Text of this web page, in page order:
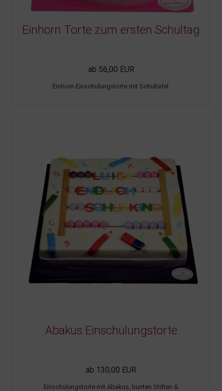
Einhorn Torte zum ersten Schultag
ab 56,00 EUR
Einhorn-Einschulungstorte mit Schultafel.
Abakus Einschulungstorte
ab 130,00 EUR
Einschulungstorte mit Abakus, bunten Stiften &